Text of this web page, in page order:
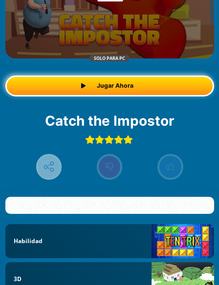
SOLO PARA PC
Jugar Ahora
Catch the Impostor
Habilidad
3D